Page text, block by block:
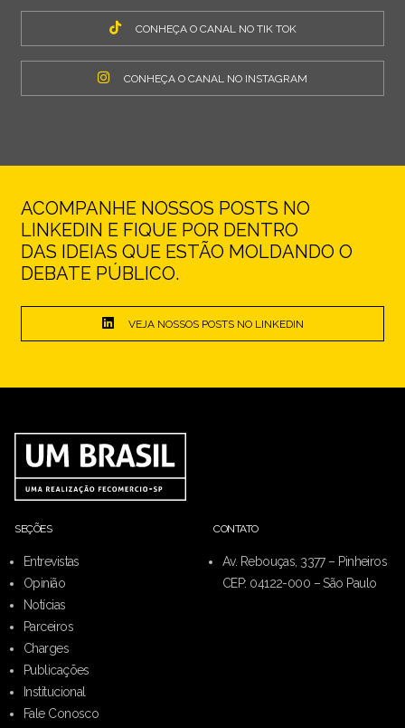
CONHEÇA O CANAL NO TIK TOK
CONHEÇA O CANAL NO INSTAGRAM
ACOMPANHE NOSSOS POSTS NO
LINKEDIN E FIQUE POR DENTRO
DAS IDEIAS QUE ESTÃO MOLDANDO O
DEBATE PÚBLICO.
VEJA NOSSOS POSTS NO LINKEDIN
SEÇÕES
Entrevistas
Opinião
Notícias
Parceiros
Charges
Publicações
Institucional
Fale Conosco
CONTATO
Av. Rebouças, 3377 – Pinheiros
CEP: 04122-000 – São Paulo